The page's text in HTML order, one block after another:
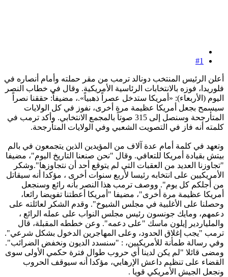
#1
أعلن الرئيس المنتخب دونالد ترمب من مقر حملته وأمام أنصاره في
فلوريدا، فوزه بالانتخابات الرئاسية الأمريكية. وقال في خطاب النصر
اليوم (الأربعاء): «أمريكا ستدخل عصراً ذهبياً».، مضيفاً: حققنا نصراً
سيسمح بجعل أمريكا عظيمة مرة أخرى، نفوز في كل الولايات
المتأرجحة وسنصل إلى 315 صوتاً بالمجمع الانتخابي. وأكد ترمب في
كلمته أنه فاز في التصويت الشعبي وفي الولايات المتأرجحة.
وتعهد في كلمة أمام عدة آلاف من المؤيدين الذين يتجمعون في بالم
بيتش بقيادة أمريكا للتعافي. وقال "نحن صنعنا التاريخ اليوم"، مضيفا
"تجاوزنا العديد من العقبات التي لم يتوقع أحد أن نتجاوزها".وشكر
الأمريكيين على انتخابه رئيسا لأربع سنوات أخرى ، مؤكدا أنه سيقاتل
من أجلكم كل يوم". ووصف ترمب هذا النصر بأنه رائع وسنجعل
أمريكا عظيمة مرة أخرى"، مضيفا "أمريكا أعطتنا تفويضا رائعا،
وحصلنا على الأغلبية في مجلس الشيوخ". وقدم الشكر لعائلته على
دعمهم، ومايك جونسون رئيس مجلس النواب على عمله الرائع ،
والملياردير إيلون ماسك "على دعمه". وعن خططه المقبلة، قال
ترمب "يجب إغلاق الحدود، وعلى المهاجرين الدخول بشكل شرعي".
وفي رسالة طمأنة للأمريكيين، : "سنسدد الديون ونخفض الضرائب".
ومضى قائلا "لم يكن لدينا أي حروب طوال فترة حكمي الأولى سوى
القضاء على تنظيم داعش الإرهابي، مؤكدا أنه سيوقف الحروب
ونجعل الجيش الأمريكي قويا .